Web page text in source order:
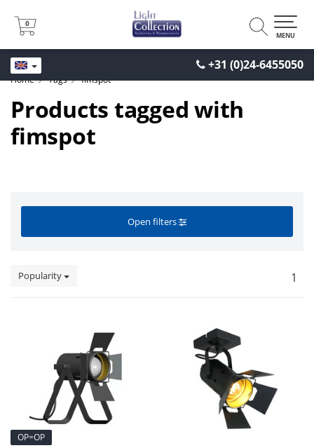
+31 (0)24-6455050
0
0
MENU
Home Tags fimspot
Products tagged with
fimspot
Open filters
Popularity 1
OP=OP